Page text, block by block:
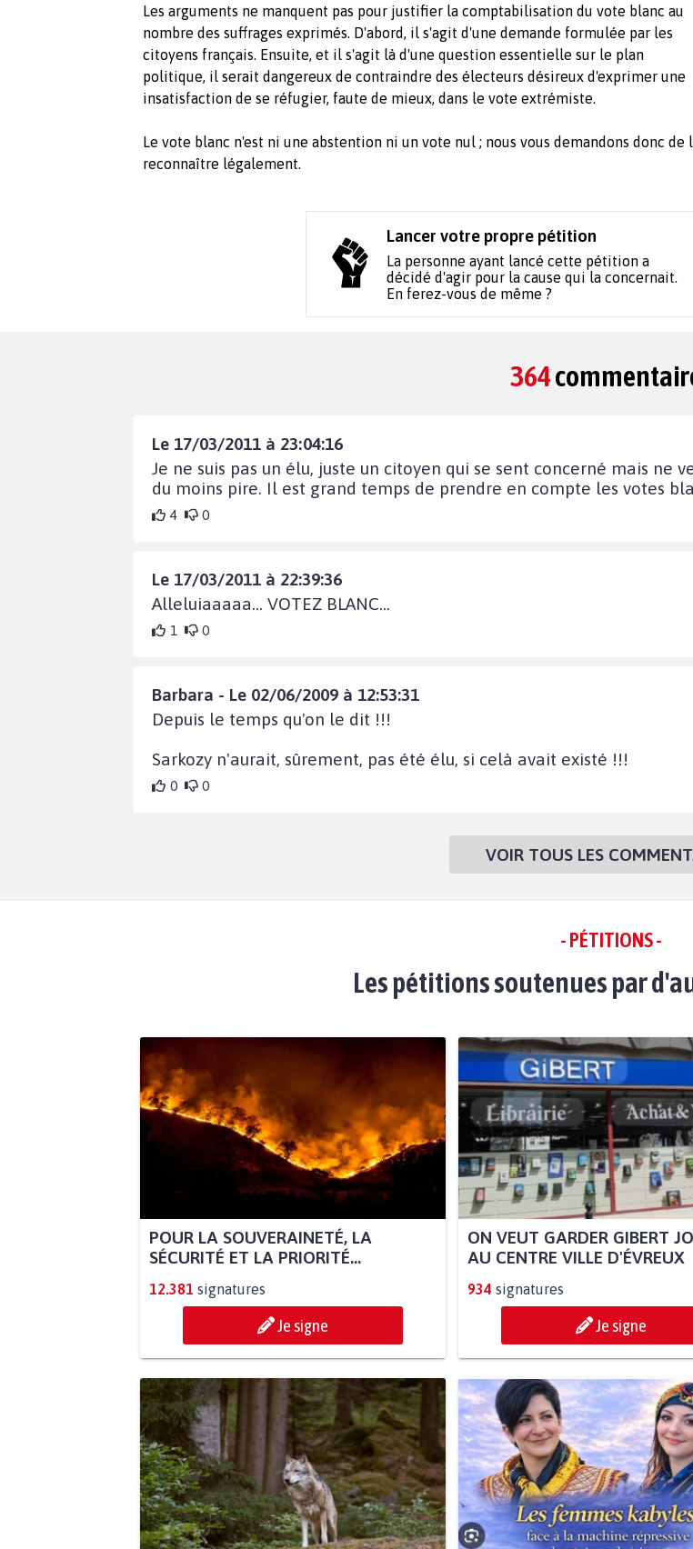
Les arguments ne manquent pas pour justifier la comptabilisation du vote blanc au
nombre des suffrages exprimés. D'abord, il s'agit d'une demande formulée par les
citoyens français. Ensuite, et il s'agit là d'une question essentielle sur le plan
politique, il serait dangereux de contraindre des électeurs désireux d'exprimer une
insatisfaction de se réfugier, faute de mieux, dans le vote extrémiste.
Le vote blanc n'est ni une abstention ni un vote nul ; nous vous demandons donc de
reconnaître légalement.
Lancer votre propre pétition
La personne ayant lancé cette pétition a
décidé d'agir pour la cause qui la concernait.
En ferez-vous de même ?
364
Le 17/03/2011 à 23:04:16
Je ne suis pas un élu, juste un citoyen qui se sent concerné mais ne
du moins pire. Il est grand temps de prendre en compte les votes
4 0
Le 17/03/2011 à 22:39:36
Alleluiaaaaa... VOTEZ BLANC...
1 0
Barbara - Le 02/06/2009 à 12:53:31
Depuis le temps qu'on le dit !!!
Sarkozy n'aurait, sûrement, pas été élu, si celà avait existé !!!
0 0
VOIR TOUS LES
- PÉTITIONS -
Les pétitions soutenues par
POUR LA SOUVERAINETÉ, LA
SÉCURITÉ ET LA PRIORITÉ...
12.381 signatures
Je signe
ON VEUT GARDER GIBERT
AU CENTRE VILLE D'ÉVREUX
934 signatures
Je signe